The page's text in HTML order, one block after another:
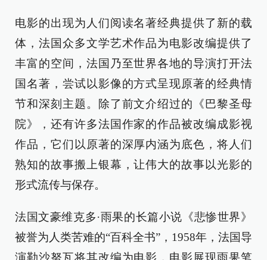
电影的出现为人们阅读名著经典提供了新的载
体，法国众多文学艺术作品为电影改编提供了
丰富的空间，法国乃至世界各地的导演打开法
国名著，尝试以影像的方式呈现原著的经典情
节和深刻主题。除了前文介绍过的《巴黎圣母
院》，还有许多法国作家的作品被改编成影视
作品，它们以原著的深厚内涵为底色，将人们
熟知的故事搬上银幕，让伟大的故事以光影的
形式流传与保存。
法国文豪维克多·雨果的长篇小说《悲惨世界》
被誉为人类苦难的“百科全书”，1958年，法国导
演勒沙努瓦将其改编为电影，电影展现雨果笔